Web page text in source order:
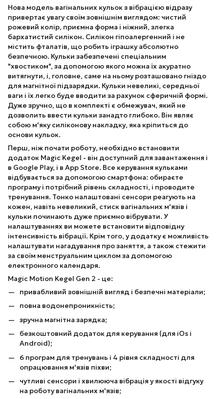
Нова модель вагінальних кульок з вібрацією відразу
привертає увагу своїм зовнішнім виглядом: чистий
рожевий колір, приємна форма і ніжний, злегка
бархатистий силікон. Силікон гіпоалергенний і не
містить фталатів, що робить іграшку абсолютно
безпечною. Кульки забезпечені спеціальним
"хвостиком", за допомогою якого можна їх акуратно
витягнути, і, головне, саме на ньому розташовано гніздо
для магнітної підзарядки. Кульки невеликі, середньої
ваги і їх легко буде вводити за рахунок сферичній формі.
Дуже зручно, що в комплекті є обмежувач, який не
дозволить ввести кульки занадто глибоко. Він являє
собою м'яку силіконову накладку, яка кріпиться до
основи кульок.
Перш, ніж почати роботу, необхідно встановити
додаток Magic Kegel - він доступний для завантаження і
в Google Play, і в App Store. Все керування кульками
відбувається за допомогою смартфона: обираєте
програму і потрібний рівень складності, і проводите
тренування. Тонко налаштовані сенсори реагують на
кожен, навіть невеликий, стиск вагінальних м'язів і
кульки починають дуже приємно вібрувати. У
налаштуваннях ви можете встановити відповідну
інтенсивність вібрації. Крім того, у додатку є можливість
налаштувати нагадування про заняття, а також стежити
за своїм менструальним циклом за допомогою
електронного календаря.
Magic Motion Kegel Gen 2 - це:
привабливий зовнішній вигляд і безпечні матеріали;
повна водонепроникність;
зручна магнітна зарядка;
безкоштовний додаток для керування (для iOs і
Android);
6 програм для тренувань і 4 рівня складності для
опрацювання м'язів піхви;
чутливі сенсори і хвилююча вібрація у якості відгуку
на роботу вагінальних м'язів;